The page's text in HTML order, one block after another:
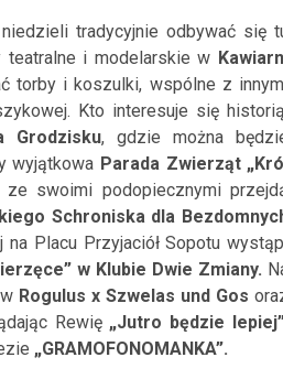
tradycyjnie odbywać się
teatralne i modelarskie w
torby i koszulki, wspólne z
Kto interesuje się
Grodzisku, gdzie można
wyjątkowa Parada Zwierząt
swoimi podopiecznymi
Schroniska dla
Placu Przyjaciół Sopotu
w Klubie Dwie Zmiany.
Rogulus x Szwelas und Gos
Rewię „Jutro będzie
„GRAMOFONOMANKA”.